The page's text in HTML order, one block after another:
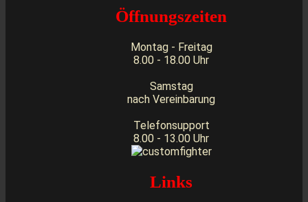
Öffnungszeiten
Montag - Freitag
8.00 - 18.00 Uhr
Samstag
nach Vereinbarung
Telefonsupport
8.00 - 13.00 Uhr
Links